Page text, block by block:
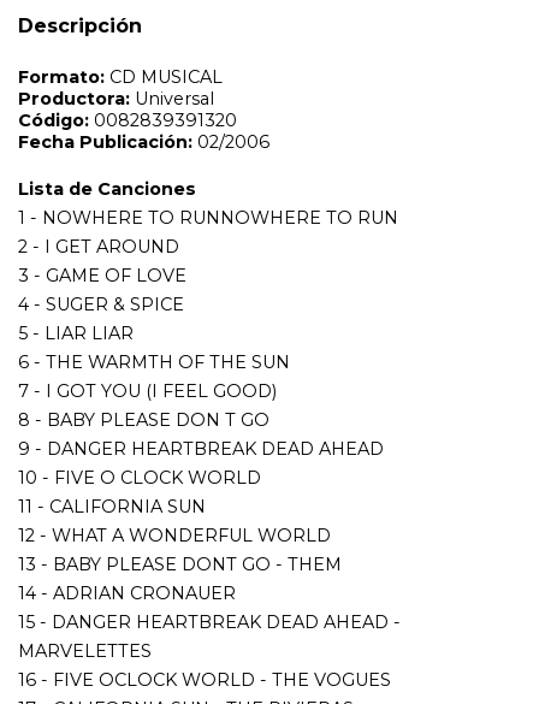
Descripción
3 - GAME OF LOVE
4 - SUGER & SPICE
6 - THE WARMTH OF THE SUN
7 - I GOT YOU (I FEEL GOOD)
8 - BABY PLEASE DON T GO
10 - FIVE O CLOCK WORLD
11 - CALIFORNIA SUN
13 - BABY PLEASE DONT GO - THEM
14 - ADRIAN CRONAUER
15 - DANGER HEARTBREAK DEAD AHEAD -
MARVELETTES
16 - FIVE OCLOCK WORLD - THE VOGUES
18 - ADRIAN CRONAUER
19 - WHAT A WONDERFUL WORLD - LOUIS
ARMSTRONG